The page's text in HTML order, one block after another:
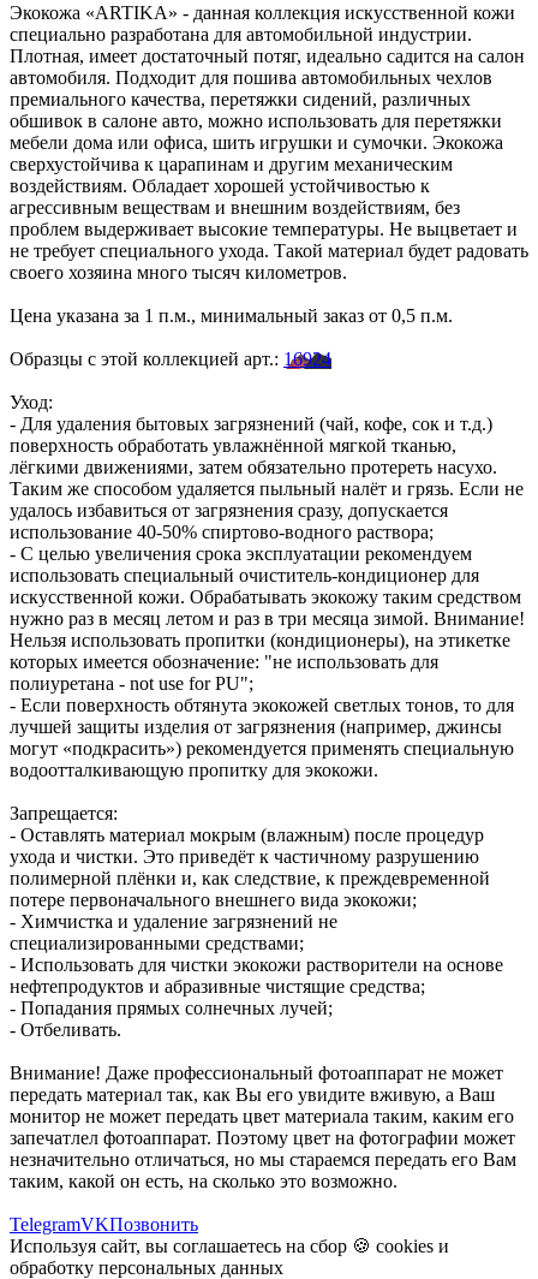
Экокожа «ARTIKA» - данная коллекция искусственной кожи
специально разработана для автомобильной индустрии.
Плотная, имеет достаточный потяг, идеально садится на салон
автомобиля. Подходит для пошива автомобильных чехлов
премиального качества, перетяжки сидений, различных
обшивок в салоне авто, можно использовать для перетяжки
мебели дома или офиса, шить игрушки и сумочки. Экокожа
сверхустойчива к царапинам и другим механическим
воздействиям. Обладает хорошей устойчивостью к
агрессивным веществам и внешним воздействиям, без
проблем выдерживает высокие температуры. Не выцветает и
не требует специального ухода. Такой материал будет радовать
своего хозяина много тысяч километров.
Цена указана за 1 п.м., минимальный заказ от 0,5 п.м.
Образцы с этой коллекцией арт.: 16924
Уход:
- Для удаления бытовых загрязнений (чай, кофе, сок и т.д.)
поверхность обработать увлажнённой мягкой тканью,
лёгкими движениями, затем обязательно протереть насухо.
Таким же способом удаляется пыльный налёт и грязь. Если не
удалось избавиться от загрязнения сразу, допускается
использование 40-50% спиртово-водного раствора;
- С целью увеличения срока эксплуатации рекомендуем
использовать специальный очиститель-кондиционер для
искусственной кожи. Обрабатывать экокожу таким средством
нужно раз в месяц летом и раз в три месяца зимой. Внимание!
Нельзя использовать пропитки (кондиционеры), на этикетке
которых имеется обозначение: "не использовать для
полиуретана - not use for PU";
- Если поверхность обтянута экокожей светлых тонов, то для
лучшей защиты изделия от загрязнения (например, джинсы
могут «подкрасить») рекомендуется применять специальную
водоотталкивающую пропитку для экокожи.
Запрещается:
- Оставлять материал мокрым (влажным) после процедур
ухода и чистки. Это приведёт к частичному разрушению
полимерной плёнки и, как следствие, к преждевременной
потере первоначального внешнего вида экокожи;
- Химчистка и удаление загрязнений не
специализированными средствами;
- Использовать для чистки экокожи растворители на основе
нефтепродуктов и абразивные чистящие средства;
- Попадания прямых солнечных лучей;
- Отбеливать.
Внимание! Даже профессиональный фотоаппарат не может
передать материал так, как Вы его увидите вживую, а Ваш
монитор не может передать цвет материала таким, каким его
запечатлел фотоаппарат. Поэтому цвет на фотографии может
незначительно отличаться, но мы стараемся передать его Вам
таким, какой он есть, на сколько это возможно.
TelegramVKПозвонить
Используя сайт, вы соглашаетесь на сбор 🍪 cookies и
обработку персональных данных